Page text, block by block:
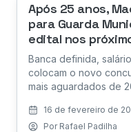
Após 25 anos,
para Guarda
edital nos
Banca definida,
colocam o novo
mais aguardados de
16 de fevereiro de
Por Rafael Padilha